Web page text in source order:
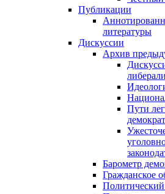
Публикации
литературы
Дискуссии
Архив
Пути
Барометр
Гражданское